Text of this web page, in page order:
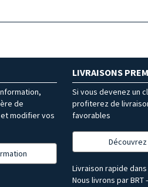
de
modifier vos
LIVRAISONS
Si vous devenez un
profiterez de
favorables
Livraison rapide
Nous livrons par